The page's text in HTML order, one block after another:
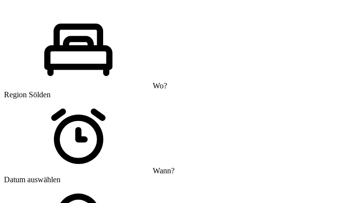
Wo?
Region Sölden
Wann?
Datum auswählen